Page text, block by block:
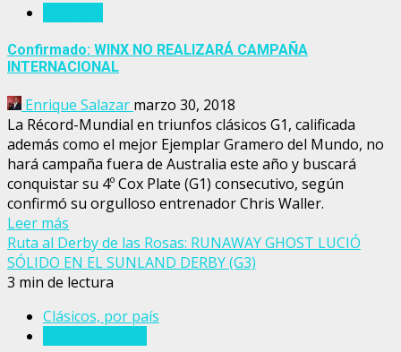
Confirmado: WINX NO REALIZARÁ CAMPAÑA
INTERNACIONAL
Enrique Salazar marzo 30, 2018
La Récord-Mundial en triunfos clásicos G1, calificada
además como el mejor Ejemplar Gramero del Mundo, no
hará campaña fuera de Australia este año y buscará
conquistar su 4º Cox Plate (G1) consecutivo, según
confirmó su orgulloso entrenador Chris Waller.
Leer más
Ruta al Derby de las Rosas: RUNAWAY GHOST LUCIÓ
SÓLIDO EN EL SUNLAND DERBY (G3)
3 min de lectura
Clásicos, por país